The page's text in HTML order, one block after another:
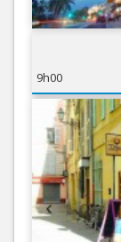
9h00